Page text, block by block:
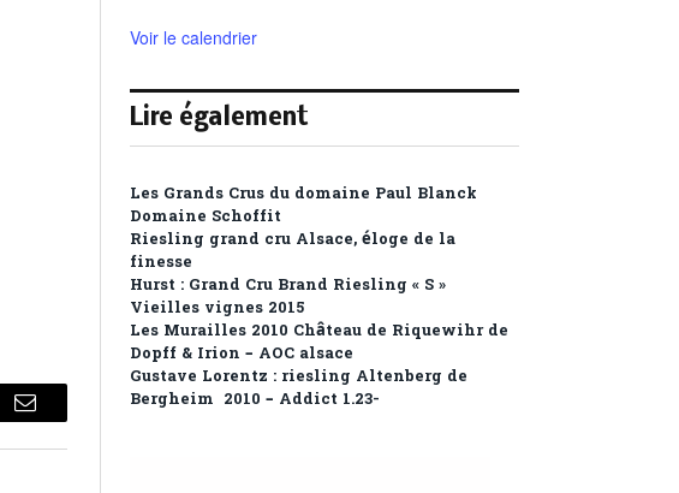
Email
Voir le calendrier
Lire également
Les Grands Crus du domaine Paul Blanck
Domaine Schoffit
Riesling grand cru Alsace, éloge de la
finesse
Hurst : Grand Cru Brand Riesling « S »
Vieilles vignes 2015
Les Murailles 2010 Château de Riquewihr de
Dopff & Irion – AOC alsace
Gustave Lorentz : riesling Altenberg de
Bergheim 2010 – Addict 1.23-